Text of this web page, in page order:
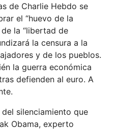
de Charlie Hebdo se
el “huevo de la
la “libertad de
la censura a la
y de los pueblos.
la guerra económica
defienden al euro. A
silenciamiento que
Obama, experto